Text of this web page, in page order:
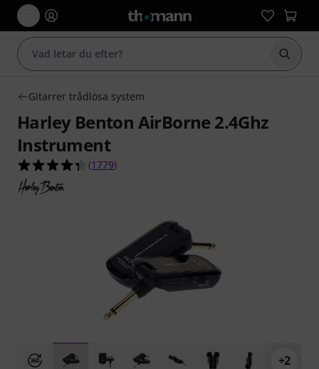
Börja
Gitarrer trådlösa system
Harley Benton AirBorne 2.4Ghz
Instrument
4.3 av 5 stjärnor från 1779 kundbetyg
(1779)
+2